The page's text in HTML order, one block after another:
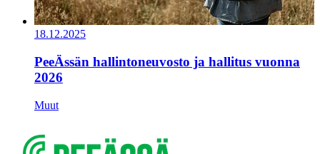
18.12.2025
PeeÄssän hallintoneuvosto ja hallitus vuonna
2026
Muut